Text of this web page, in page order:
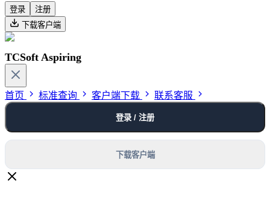
登录
注册
下载客户端
TCSoft Aspiring
首页 标准查询 客户端下载 联系客服
登录 / 注册
下载客户端